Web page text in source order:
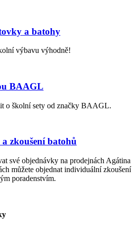
a batohy
výbavu výhodně!
BAAGL
o školní sety od značky BAAGL.
zkoušení batohů
své objednávky na prodejnách Agátina
můžete objednat individuální zkoušení
poradenstvím.